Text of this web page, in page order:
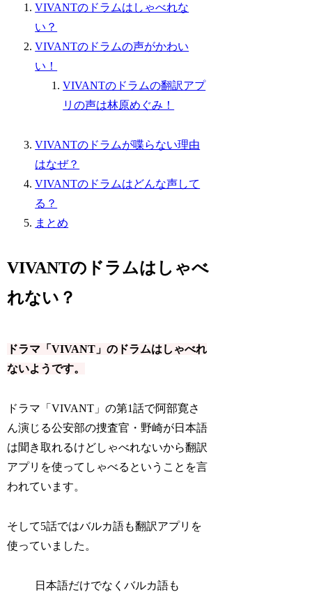
VIVANTのドラムはしゃべれな
い？
VIVANTのドラムの声がかわい
い！
VIVANTのドラムの翻訳アプ
リの声は林原めぐみ！
VIVANTのドラムが喋らない理由
はなぜ？
VIVANTのドラムはどんな声して
る？
まとめ
VIVANTのドラムはしゃべ
れない？
ドラマ「VIVANT」のドラムはしゃべれ
ないようです。
ドラマ「VIVANT」の第1話で阿部寛さ
ん演じる公安部の捜査官・野崎が日本語
は聞き取れるけどしゃべれないから翻訳
アプリを使ってしゃべるということを言
われています。
そして5話ではバルカ語も翻訳アプリを
使っていました。
日本語だけでなくバルカ語も